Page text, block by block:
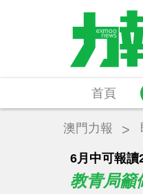
首頁
澳門力報
6月中可報讀
教青局籲